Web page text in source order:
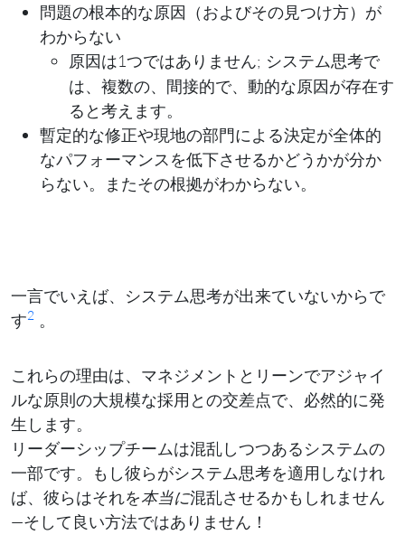
問題の根本的な原因（およびその見つけ方）が
わからない
原因は1つではありません; システム思考で
は、複数の、間接的で、動的な原因が存在す
ると考えます。
暫定的な修正や現地の部門による決定が全体的
なパフォーマンスを低下させるかどうかが分か
らない。またその根拠がわからない。
一言でいえば、システム思考が出来ていないからで
す2 。
これらの理由は、マネジメントとリーンでアジャイ
ルな原則の大規模な採用との交差点で、必然的に発
生します。
リーダーシップチームは混乱しつつあるシステムの
一部です。もし彼らがシステム思考を適用しなけれ
ば、彼らはそれを本当に混乱させるかもしれません
—そして良い方法ではありません！